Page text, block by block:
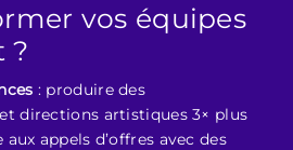
vos équipes
?
: produire des
directions artistiques 3× plus
appels d’offres avec des